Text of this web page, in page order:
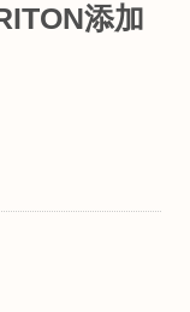
添加